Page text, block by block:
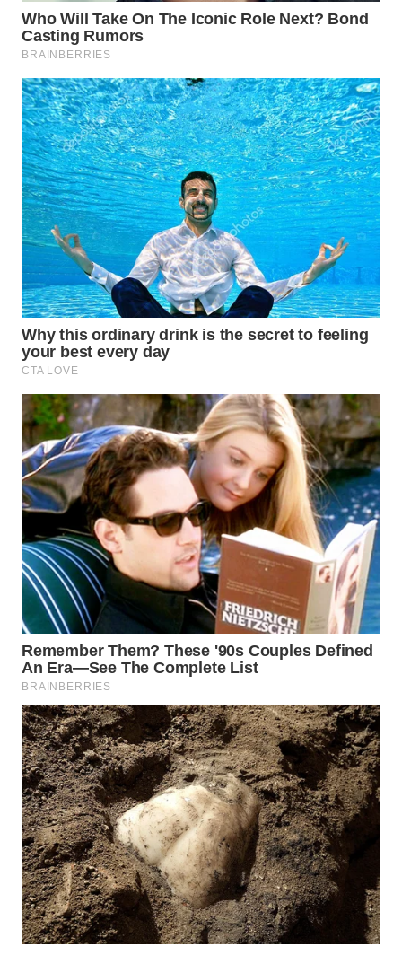
WN
INDRAMAYU
WN
KUNINGAN
WN
MAJALENGKA
WN
SUBANG
WN
SUKABUMI
WN
PURWAKARTA
WN
PRIANGAN
TIMUR
WN
SEMARANG
WN
SOLO
WN
BOROBUDUR
MADURA
WN
SURABAYA
WN
NATUNA
WN
BINTAN